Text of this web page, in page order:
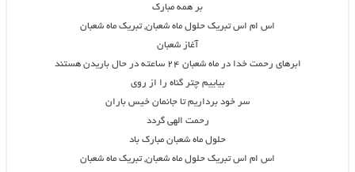
بر همه مبارک
اس ام اس تبریک حلول ماه شعبان, تبریک ماه شعبان
آغاز شعبان
ابرهای رحمت خدا در ماه شعبان ۲۴ ساعته در حال باریدن هستند
بیاییم چتر گناه را از روی
سر خود برداریم تا جانمان خیس باران
رحمت الهی گردد
حلول ماه شعبان مبارک باد
اس ام اس تبریک حلول ماه شعبان, تبریک ماه شعبان